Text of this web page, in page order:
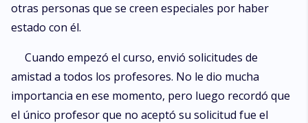
otras personas que se creen especiales por haber
estado con él.
Cuando empezó el curso, envió solicitudes de
amistad a todos los profesores. No le dio mucha
importancia en ese momento, pero luego recordó que
el único profesor que no aceptó su solicitud fue el